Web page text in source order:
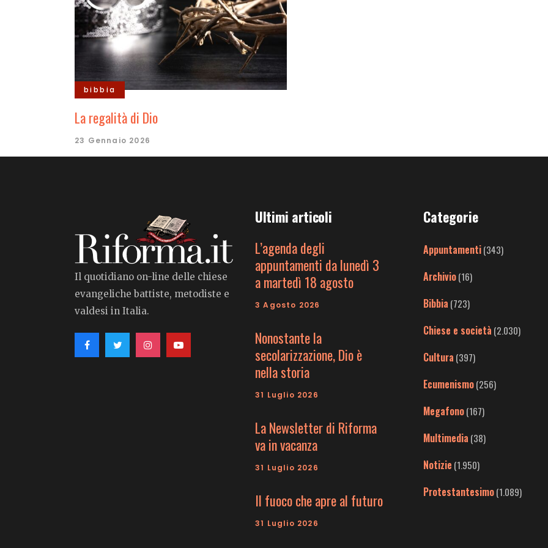
bibbia
La regalità di Dio
23 Gennaio 2026
Il quotidiano on-line delle chiese
evangeliche battiste, metodiste e
valdesi in Italia.
Ultimi articoli
L’agenda degli
appuntamenti da lunedì 3
a martedì 18 agosto
3 Agosto 2026
Nonostante la
secolarizzazione, Dio è
nella storia
31 Luglio 2026
La Newsletter di Riforma
va in vacanza
31 Luglio 2026
Il fuoco che apre al futuro
31 Luglio 2026
Categorie
Appuntamenti(343)
Archivio(16)
Bibbia (723)
Chiese e società (2.030)
Cultura (397)
Ecumenismo(256)
Megafono(167)
Multimedia (38)
Notizie (1.950)
Protestantesimo(1.089)